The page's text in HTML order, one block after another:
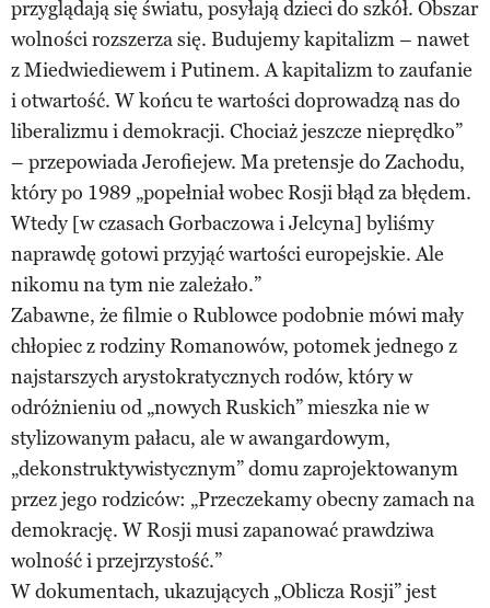
przyglądają się światu, posyłają dzieci do szkół. Obszar
wolności rozszerza się. Budujemy kapitalizm – nawet
z Miedwiediewem i Putinem. A kapitalizm to zaufanie
i otwartość. W końcu te wartości doprowadzą nas do
liberalizmu i demokracji. Chociaż jeszcze nieprędko”
– przepowiada Jerofiejew. Ma pretensje do Zachodu,
który po 1989 „popełniał wobec Rosji błąd za błędem.
Wtedy [w czasach Gorbaczowa i Jelcyna] byliśmy
naprawdę gotowi przyjąć wartości europejskie. Ale
nikomu na tym nie zależało.”
Zabawne, że filmie o Rublowce podobnie mówi mały
chłopiec z rodziny Romanowów, potomek jednego z
najstarszych arystokratycznych rodów, który w
odróżnieniu od „nowych Ruskich” mieszka nie w
stylizowanym pałacu, ale w awangardowym,
„dekonstruktywistycznym” domu zaprojektowanym
przez jego rodziców: „Przeczekamy obecny zamach na
demokrację. W Rosji musi zapanować prawdziwa
wolność i przejrzystość.”
W dokumentach, ukazujących „Oblicza Rosji” jest